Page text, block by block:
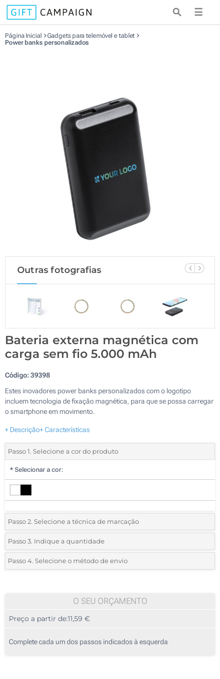
☰
Página Inicial
Gadgets para telemóvel e tablet
Power banks personalizados
Outras fotografias
Bateria externa magnética com
carga sem fio 5.000 mAh
Código:39398
Estes inovadores power banks personalizados com o logotipo
incluem tecnologia de fixação magnética, para que se possa carregar
o smartphone em movimento.
+ Descrição+ Características
Passo 1. Selecione a cor do produto
* Selecionar a cor:
Passo 2. Selecione a técnica de marcação
*Selecione o tipo de marcação e as cores do logotipo:
1 Cor (Num lado)
Passo 3. Indique a quantidade
*Quantidade mínima:5
10
25
Passo 4. Selecione o método de envio
O SEU ORÇAMENTO
Preço a partir de:11,59 €
Complete cada um dos passos indicados à esquerda